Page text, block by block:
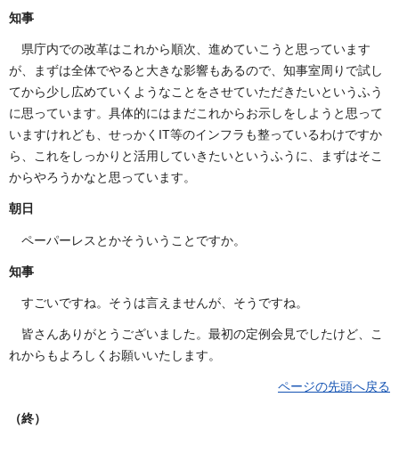
知事
県庁内での改革はこれから順次、進めていこうと思っています
が、まずは全体でやると大きな影響もあるので、知事室周りで試し
てから少し広めていくようなことをさせていただきたいというふう
に思っています。具体的にはまだこれからお示しをしようと思って
いますけれども、せっかくIT等のインフラも整っているわけですか
ら、これをしっかりと活用していきたいというふうに、まずはそこ
からやろうかなと思っています。
朝日
ペーパーレスとかそういうことですか。
知事
すごいですね。そうは言えませんが、そうですね。
皆さんありがとうございました。最初の定例会見でしたけど、こ
れからもよろしくお願いいたします。
ページの先頭へ戻る
（終）